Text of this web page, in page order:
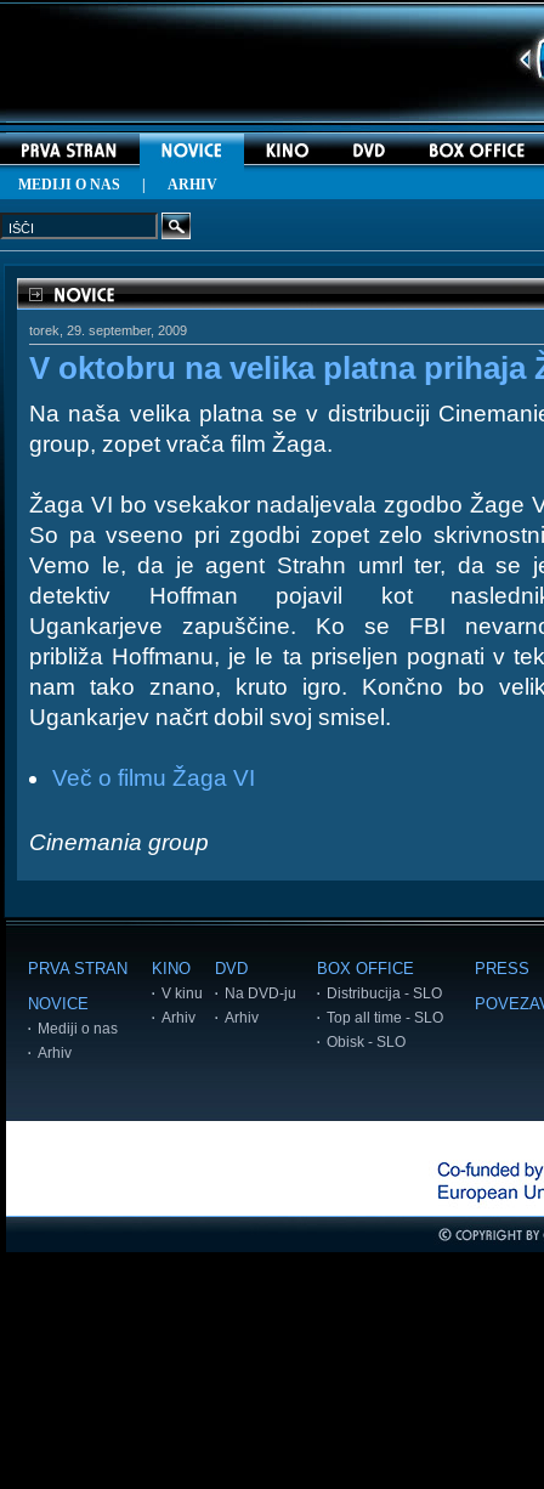
MEDIJI O NAS ARHIV
torek, 29. september, 2009
V oktobru na velika platna prihaja
Na naša velika platna se v distribuciji
group, zopet vrača film Žaga.
Žaga VI bo vsekakor nadaljevala zgodbo Žage
So pa vseeno pri zgodbi zopet zelo
Vemo le, da je agent Strahn umrl ter, da se
detektiv Hoffman pojavil kot
Ugankarjeve zapuščine. Ko se FBI
približa Hoffmanu, je le ta priseljen pognati v
nam tako znano, kruto igro. Končno bo
Ugankarjev načrt dobil svoj smisel.
Več o filmu Žaga VI
Cinemania group
PRVA STRAN
NOVICE
Mediji o nas
Arhiv
KINO
V kinu
Arhiv
DVD
Na DVD-ju
Arhiv
BOX OFFICE
Distribucija - SLO
Top all time - SLO
Obisk - SLO
PRESS